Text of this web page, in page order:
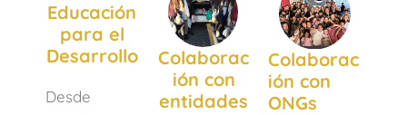
Educación
para el
Desarrollo
Desde
Colaborac
ión con
entidades
Colaborac
ión con
ONGs